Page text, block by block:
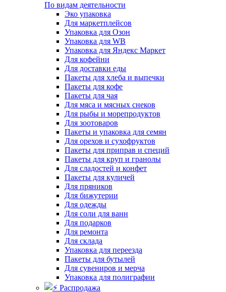
По видам деятельности
Эко упаковка
Для маркетплейсов
Упаковка для Озон
Упаковка для WB
Упаковка для Яндекс Маркет
Для кофейни
Для доставки еды
Пакеты для хлеба и выпечки
Пакеты для кофе
Пакеты для чая
Для мяса и мясных снеков
Для рыбы и морепродуктов
Для зоотоваров
Пакеты и упаковка для семян
Для орехов и сухофруктов
Пакеты для приправ и специй
Пакеты для круп и гранолы
Для сладостей и конфет
Пакеты для куличей
Для пряников
Для бижутерии
Для одежды
Для соли для ванн
Для подарков
Для ремонта
Для склада
Упаковка для переезда
Пакеты для бутылей
Для сувениров и мерча
Упаковка для полиграфии